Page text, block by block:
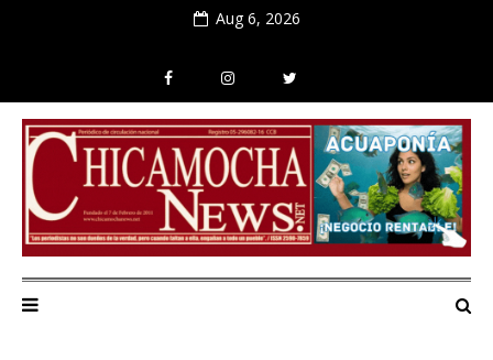
Aug 6, 2026